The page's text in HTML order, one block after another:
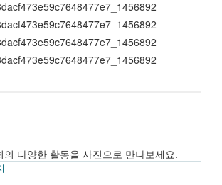
의 다양한 활동을 사진으로 만나보세요.